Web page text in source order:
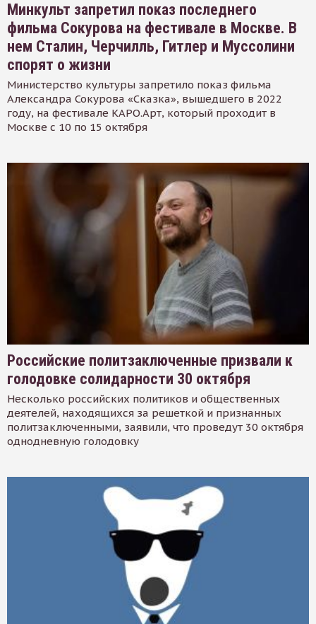
Минкульт запретил показ последнего
фильма Сокурова на фестивале в Москве. В
нем Сталин, Черчилль, Гитлер и Муссолини
спорят о жизни
Министерство культуры запретило показ фильма
Александра Сокурова «Сказка», вышедшего в 2022
году, на фестивале КАРО.Арт, который проходит в
Москве с 10 по 15 октября
Российские политзаключенные призвали к
голодовке солидарности 30 октября
Несколько российских политиков и общественных
деятелей, находящихся за решеткой и признанных
политзаключенными, заявили, что проведут 30 октября
однодневную голодовку